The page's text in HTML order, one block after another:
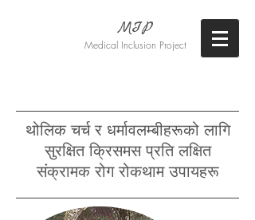
MIP
Medical Inclusion Project
थोलिक चर्च र धर्मावलम्बीहरूको लागि
सुरक्षित क्रिसमस प्रति लक्षित
संक्रामक रोग रोकथाम उपायहरू